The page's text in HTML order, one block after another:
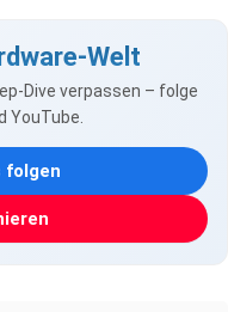
Welt
Dive verpassen – folge
YouTube.
folgen